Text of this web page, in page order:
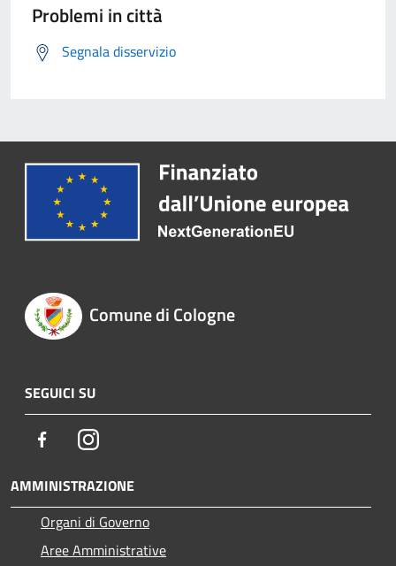
Problemi in città
Segnala disservizio
Comune di Cologne
SEGUICI SU
FacebookInstagram
AMMINISTRAZIONE
Organi di Governo
Aree Amministrative